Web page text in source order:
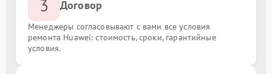
3 Договор
Менеджеры согласовывают с вами все условия
ремонта Huawei: стоимость, сроки, гарантийные
условия.